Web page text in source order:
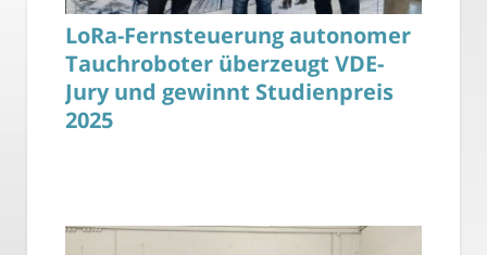
LoRa-Fernsteuerung autonomer
Tauchroboter überzeugt VDE-
Jury und gewinnt Studienpreis
2025